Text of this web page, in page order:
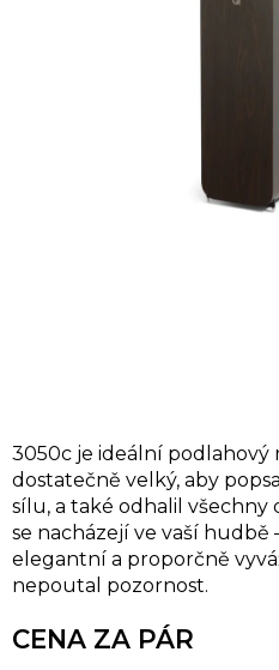
3050c je ideální podlahový
dostatečně velký, aby
sílu, a také odhalil všechny
se nacházejí ve vaší hudbě
elegantní a proporčně
nepoutal pozornost.
CENA ZA PÁR